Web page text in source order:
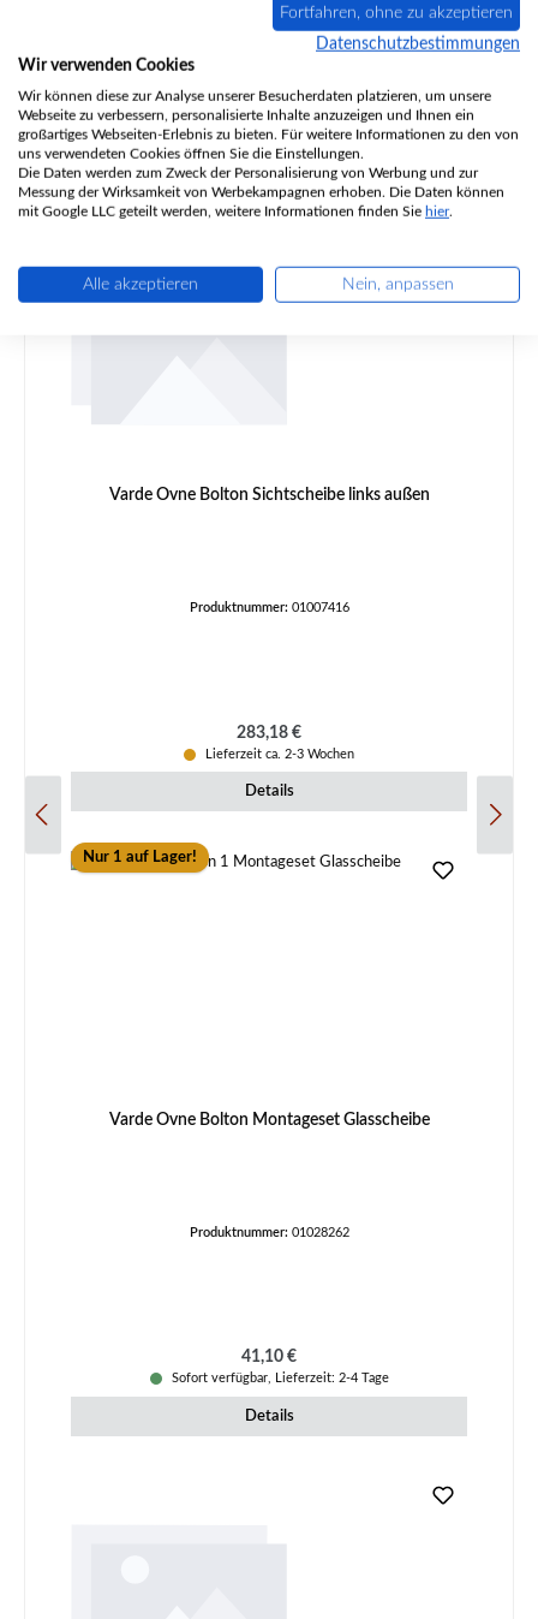
Regulärer Preis:
527,24 €
Lieferzeit ca. 2-3 Wochen
Details
Varde Ovne Bolton Sichtscheibe links außen
Produktnummer: 01007416
Regulärer Preis:
283,18 €
Lieferzeit ca. 2-3 Wochen
Details
Nur 1 auf Lager!
Varde Ovne Bolton Montageset Glasscheibe
Produktnummer: 01028262
Regulärer Preis:
41,10 €
Sofort verfügbar, Lieferzeit: 2-4 Tage
Details
Fortfahren, ohne zu akzeptieren
Datenschutzbestimmungen
Wir verwenden Cookies
Wir können diese zur Analyse unserer Besucherdaten platzieren, um unsere
Webseite zu verbessern, personalisierte Inhalte anzuzeigen und Ihnen ein
großartiges Webseiten-Erlebnis zu bieten. Für weitere Informationen zu den von
uns verwendeten Cookies öffnen Sie die Einstellungen.
Die Daten werden zum Zweck der Personalisierung von Werbung und zur
Messung der Wirksamkeit von Werbekampagnen erhoben. Die Daten können
mit Google LLC geteilt werden, weitere Informationen finden Sie hier.
Alle akzeptieren Nein, anpassen